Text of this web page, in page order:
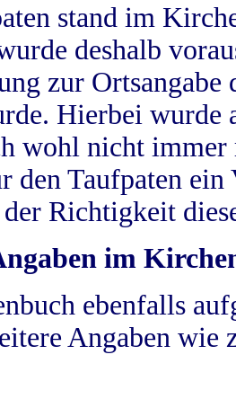
stand im
deshalb
zur
Hierbei wurde
wohl nicht
den Taufpaten
Richtigkeit
im
ebenfalls
Angaben wie